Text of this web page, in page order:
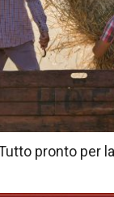
pronto per